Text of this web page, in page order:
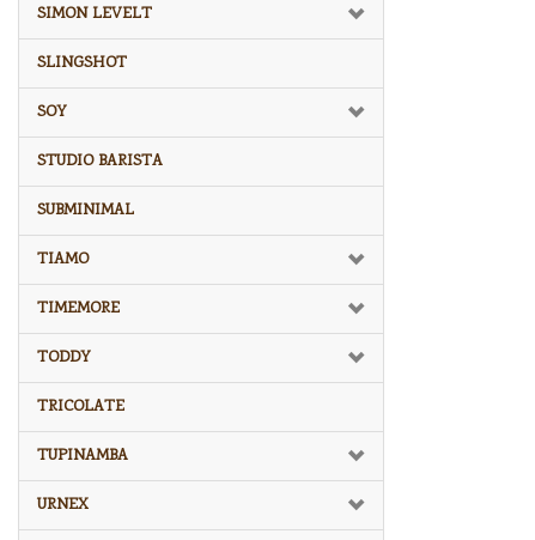
SIMON LEVELT
SLINGSHOT
SOY
STUDIO BARISTA
SUBMINIMAL
TIAMO
TIMEMORE
TODDY
TRICOLATE
TUPINAMBA
URNEX